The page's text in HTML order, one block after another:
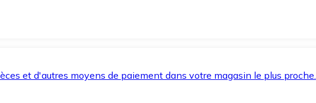
et d'autres moyens de paiement dans votre magasin le plus proche.